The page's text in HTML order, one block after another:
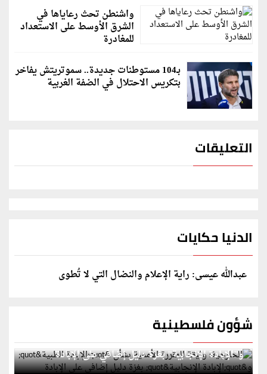
واشنطن تحث رعاياها في
الشرق الأوسط على الاستعداد
للمغادرة
بـ104 مستوطنات جديدة.. سموتريتش يفاخر
بتكريس الاحتلال في الضفة الغربية
التعليقات
الدنيا حكايات
عبدالله عيسى: راية الإعلام والنضال التي لا تُطوى
شؤون فلسطينية
الخارجية: وثيقة المقررة الأممية بشأن "الإبادة الطبية"
و"الإبادة الإنجابية" بغزة دليل إضافي على الإبادة